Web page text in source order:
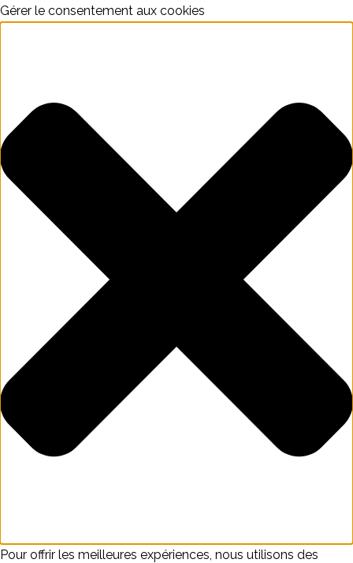
Gérer le consentement aux cookies
Pour offrir les meilleures expériences, nous utilisons des